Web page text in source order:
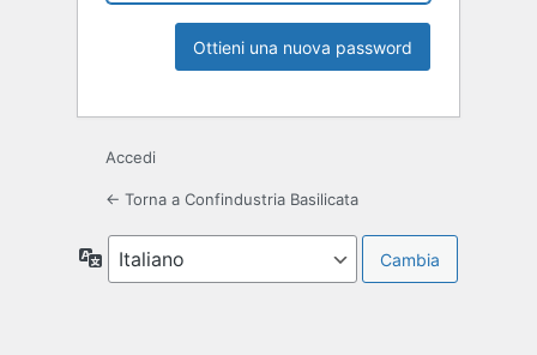
Accedi
← Torna a Confindustria Basilicata
Lingua